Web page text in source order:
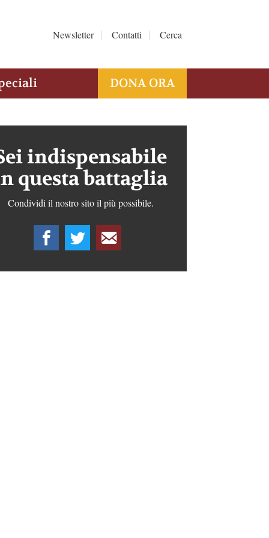
Newsletter Contatti Cerca
DONA ORA
indispensabile
questa battaglia
Condividi il nostro sito il più possibile.